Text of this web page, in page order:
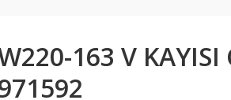
163 V KAYISI